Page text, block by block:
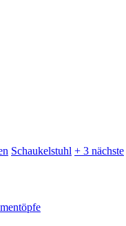
Schaukelstuhl + 3 nächste